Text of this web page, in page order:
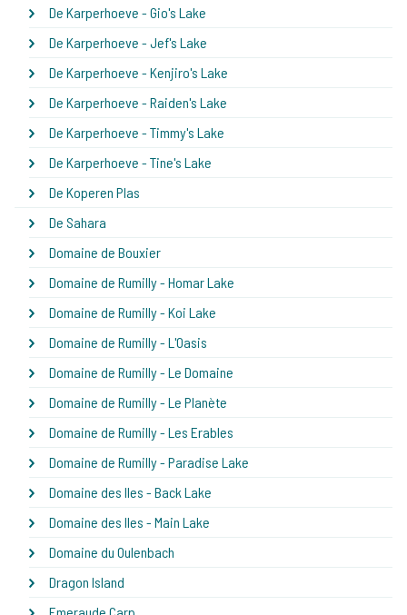
De Karperhoeve - Gio's Lake
De Karperhoeve - Jef's Lake
De Karperhoeve - Kenjiro's Lake
De Karperhoeve - Raiden's Lake
De Karperhoeve - Timmy's Lake
De Karperhoeve - Tine's Lake
De Koperen Plas
De Sahara
Domaine de Bouxier
Domaine de Rumilly - Homar Lake
Domaine de Rumilly - Koi Lake
Domaine de Rumilly - L'Oasis
Domaine de Rumilly - Le Domaine
Domaine de Rumilly - Le Planète
Domaine de Rumilly - Les Erables
Domaine de Rumilly - Paradise Lake
Domaine des Iles - Back Lake
Domaine des Iles - Main Lake
Domaine du Oulenbach
Dragon Island